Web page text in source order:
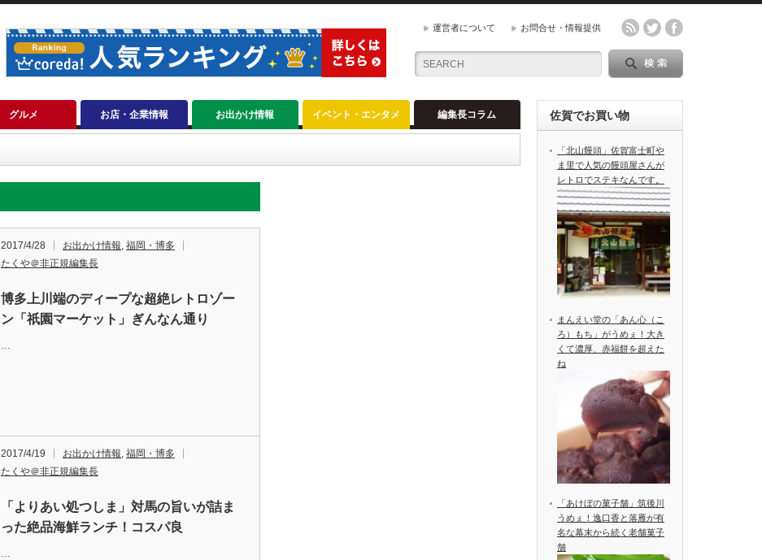
運営者について お問合せ・情報提供
グルメ お店・企業情報 お出かけ情報 イベント・エンタメ 編集長コラム
2017/4/28 お出かけ情報, 福岡・博多
たくや＠非正規編集長
博多上川端のディープな超絶レトロゾー
ン「祇園マーケット」ぎんなん通り
…
2017/4/19 お出かけ情報, 福岡・博多
たくや＠非正規編集長
「よりあい処つしま」対馬の旨いが詰ま
った絶品海鮮ランチ！コスパ良
…
佐賀でお買い物
「北山饅頭」佐賀富士町や
ま里で人気の饅頭屋さんが
レトロでステキなんです。
まんえい堂の「あん心（こ
ろ）もち」がうめぇ！大き
くて濃厚、赤福餅を超えた
ね
「あけぼの菓子舗」筑後川
うめぇ！逸口香と落雁が有
名な幕末から続く老舗菓子
舗